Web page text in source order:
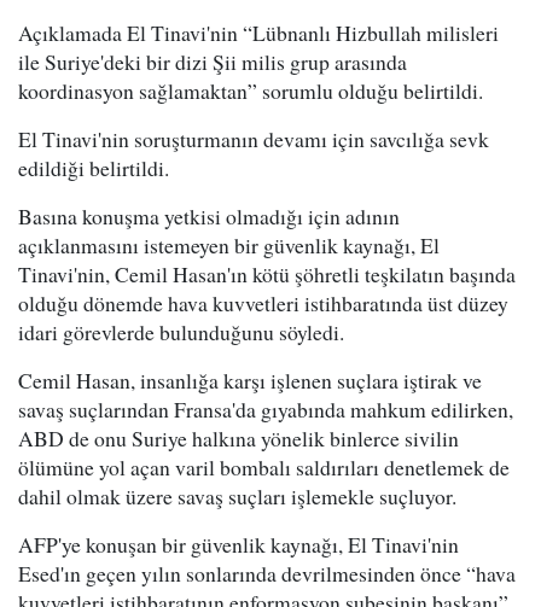
Açıklamada El Tinavi'nin “Lübnanlı Hizbullah milisleri
ile Suriye'deki bir dizi Şii milis grup arasında
koordinasyon sağlamaktan” sorumlu olduğu belirtildi.
El Tinavi'nin soruşturmanın devamı için savcılığa sevk
edildiği belirtildi.
Basına konuşma yetkisi olmadığı için adının
açıklanmasını istemeyen bir güvenlik kaynağı, El
Tinavi'nin, Cemil Hasan'ın kötü şöhretli teşkilatın başında
olduğu dönemde hava kuvvetleri istihbaratında üst düzey
idari görevlerde bulunduğunu söyledi.
Cemil Hasan, insanlığa karşı işlenen suçlara iştirak ve
savaş suçlarından Fransa'da gıyabında mahkum edilirken,
ABD de onu Suriye halkına yönelik binlerce sivilin
ölümüne yol açan varil bombalı saldırıları denetlemek de
dahil olmak üzere savaş suçları işlemekle suçluyor.
AFP'ye konuşan bir güvenlik kaynağı, El Tinavi'nin
Esed'ın geçen yılın sonlarında devrilmesinden önce “hava